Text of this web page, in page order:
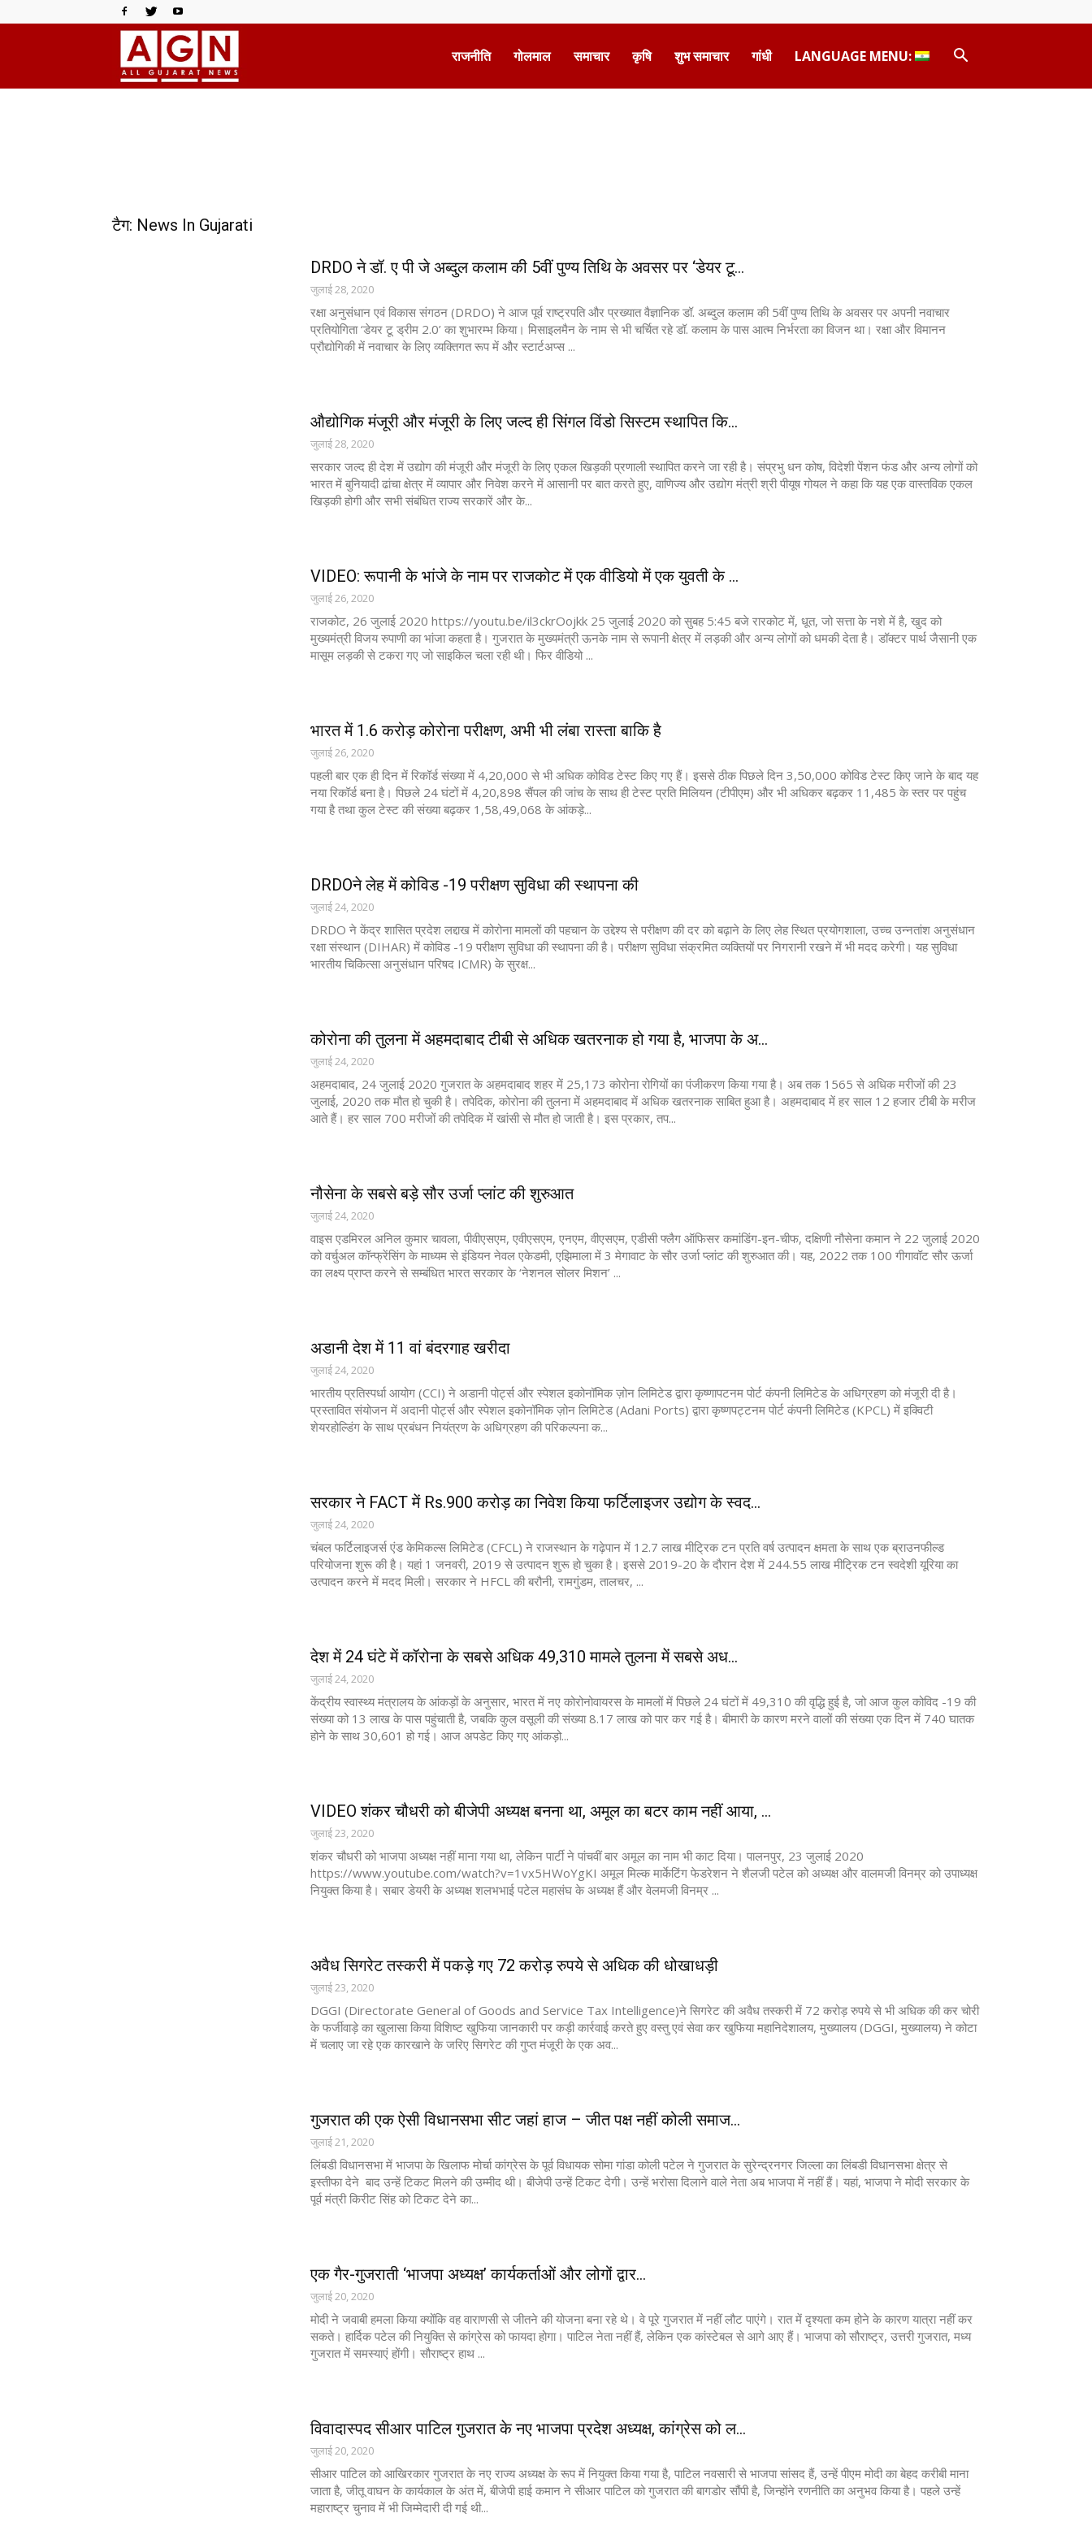
राजनीति गोलमाल समाचार कृषि शुभ समाचार गांधी LANGUAGE MENU:
टैग: News In Gujarati
DRDO ने डॉ. ए पी जे अब्दुल कलाम की 5वीं पुण्य तिथि के अवसर पर ‘डेयर टू...
जुलाई 28, 2020
रक्षा अनुसंधान एवं विकास संगठन (DRDO) ने आज पूर्व राष्ट्रपति और प्रख्यात वैज्ञानिक डॉ. अब्दुल कलाम की 5वीं पुण्य तिथि के अवसर पर अपनी नवाचार
प्रतियोगिता ‘डेयर टू ड्रीम 2.0’ का शुभारम्भ किया। मिसाइलमैन के नाम से भी चर्चित रहे डॉ. कलाम के पास आत्म निर्भरता का विजन था। रक्षा और विमानन
प्रौद्योगिकी में नवाचार के लिए व्यक्तिगत रूप में और स्टार्टअप्स ...
औद्योगिक मंजूरी और मंजूरी के लिए जल्द ही सिंगल विंडो सिस्टम स्थापित कि...
जुलाई 28, 2020
सरकार जल्द ही देश में उद्योग की मंजूरी और मंजूरी के लिए एकल खिड़की प्रणाली स्थापित करने जा रही है। संप्रभु धन कोष, विदेशी पेंशन फंड और अन्य लोगों को
भारत में बुनियादी ढांचा क्षेत्र में व्यापार और निवेश करने में आसानी पर बात करते हुए, वाणिज्य और उद्योग मंत्री श्री पीयूष गोयल ने कहा कि यह एक वास्तविक एकल
खिड़की होगी और सभी संबंधित राज्य सरकारें और के...
VIDEO: रूपानी के भांजे के नाम पर राजकोट में एक वीडियो में एक युवती के ...
जुलाई 26, 2020
राजकोट, 26 जुलाई 2020 https://youtu.be/il3ckrOojkk 25 जुलाई 2020 को सुबह 5:45 बजे रारकोट में, धूत, जो सत्ता के नशे में है, खुद को
मुख्यमंत्री विजय रुपाणी का भांजा कहता है। गुजरात के मुख्यमंत्री ऊनके नाम से रूपानी क्षेत्र में लड़की और अन्य लोगों को धमकी देता है। डॉक्टर पार्थ जैसानी एक
मासूम लड़की से टकरा गए जो साइकिल चला रही थी। फिर वीडियो ...
भारत में 1.6 करोड़ कोरोना परीक्षण, अभी भी लंबा रास्ता बाकि है
जुलाई 26, 2020
पहली बार एक ही दिन में रिकॉर्ड संख्या में 4,20,000 से भी अधिक कोविड टेस्‍ट किए गए हैं। इससे ठीक पिछले दिन 3,50,000 कोविड टेस्‍ट किए जाने के बाद यह
नया रिकॉर्ड बना है। पिछले 24 घंटों में 4,20,898 सैंपल की जांच के साथ ही टेस्ट प्रति मिलियन (टीपीएम) और भी अधिकर बढ़कर 11,485 के स्‍तर पर पहुंच
गया है तथा कुल टेस्‍ट की संख्‍या बढ़कर 1,58,49,068 के आंकड़े...
DRDOने लेह में कोविड -19 परीक्षण सुविधा की स्थापना की
जुलाई 24, 2020
DRDO ने केंद्र शासित प्रदेश लद्दाख में कोरोना मामलों की पहचान के उद्देश्य से परीक्षण की दर को बढ़ाने के लिए लेह स्थित प्रयोगशाला, उच्च उन्नतांश अनुसंधान
रक्षा संस्थान (DIHAR) में कोविड -19 परीक्षण सुविधा की स्थापना की है। परीक्षण सुविधा संक्रमित व्यक्तियों पर निगरानी रखने में भी मदद करेगी। यह सुविधा
भारतीय चिकित्सा अनुसंधान परिषद ICMR) के सुरक्ष...
कोरोना की तुलना में अहमदाबाद टीबी से अधिक खतरनाक हो गया है, भाजपा के अ...
जुलाई 24, 2020
अहमदाबाद, 24 जुलाई 2020 गुजरात के अहमदाबाद शहर में 25,173 कोरोना रोगियों का पंजीकरण किया गया है। अब तक 1565 से अधिक मरीजों की 23
जुलाई, 2020 तक मौत हो चुकी है। तपेदिक, कोरोना की तुलना में अहमदाबाद में अधिक खतरनाक साबित हुआ है। अहमदाबाद में हर साल 12 हजार टीबी के मरीज
आते हैं। हर साल 700 मरीजों की तपेदिक में खांसी से मौत हो जाती है। इस प्रकार, तप...
नौसेना के सबसे बड़े सौर उर्जा प्लांट की शुरुआत
जुलाई 24, 2020
वाइस एडमिरल अनिल कुमार चावला, पीवीएसएम, एवीएसएम, एनएम, वीएसएम, एडीसी फ्लैग ऑफिसर कमांडिंग-इन-चीफ, दक्षिणी नौसेना कमान ने 22 जुलाई 2020
को वर्चुअल कॉन्फ्रेंसिंग के माध्यम से इंडियन नेवल एकेडमी, एझिमाला में 3 मेगावाट के सौर उर्जा प्लांट की शुरुआत की। यह, 2022 तक 100 गीगावॉट सौर ऊर्जा
का लक्ष्य प्राप्त करने से सम्बंधित भारत सरकार के ‘नेशनल सोलर मिशन’ ...
अडानी देश में 11 वां बंदरगाह खरीदा
जुलाई 24, 2020
भारतीय प्रतिस्पर्धा आयोग (CCI) ने अडानी पोर्ट्स और स्पेशल इकोनॉमिक ज़ोन लिमिटेड द्वारा कृष्णापटनम पोर्ट कंपनी लिमिटेड के अधिग्रहण को मंजूरी दी है।
प्रस्तावित संयोजन में अदानी पोर्ट्स और स्पेशल इकोनॉमिक ज़ोन लिमिटेड (Adani Ports) द्वारा कृष्णपट्टनम पोर्ट कंपनी लिमिटेड (KPCL) में इक्विटी
शेयरहोल्डिंग के साथ प्रबंधन नियंत्रण के अधिग्रहण की परिकल्पना क...
सरकार ने FACT में Rs.900 करोड़ का निवेश किया फर्टिलाइजर उद्योग के स्वद...
जुलाई 24, 2020
चंबल फर्टिलाइजर्स एंड केमिकल्स लिमिटेड (CFCL) ने राजस्थान के गढ़ेपान में 12.7 लाख मीट्रिक टन प्रति वर्ष उत्पादन क्षमता के साथ एक ब्राउनफील्ड
परियोजना शुरू की है। यहां 1 जनवरी, 2019 से उत्पादन शुरू हो चुका है। इससे 2019-20 के दौरान देश में 244.55 लाख मीट्रिक टन स्वदेशी यूरिया का
उत्पादन करने में मदद मिली। सरकार ने HFCL की बरौनी, रामगुंडम, तालचर, ...
देश में 24 घंटे में कॉरोना के सबसे अधिक 49,310 मामले तुलना में सबसे अध...
जुलाई 24, 2020
केंद्रीय स्वास्थ्य मंत्रालय के आंकड़ों के अनुसार, भारत में नए कोरोनोवायरस के मामलों में पिछले 24 घंटों में 49,310 की वृद्धि हुई है, जो आज कुल कोविद -19 की
संख्या को 13 लाख के पास पहुंचाती है, जबकि कुल वसूली की संख्या 8.17 लाख को पार कर गई है। बीमारी के कारण मरने वालों की संख्या एक दिन में 740 घातक
होने के साथ 30,601 हो गई। आज अपडेट किए गए आंकड़ो...
VIDEO शंकर चौधरी को बीजेपी अध्यक्ष बनना था, अमूल का बटर काम नहीं आया, ...
जुलाई 23, 2020
शंकर चौधरी को भाजपा अध्यक्ष नहीं माना गया था, लेकिन पार्टी ने पांचवीं बार अमूल का नाम भी काट दिया। पालनपुर, 23 जुलाई 2020
https://www.youtube.com/watch?v=1vx5HWoYgKI अमूल मिल्क मार्केटिंग फेडरेशन ने शैलजी पटेल को अध्यक्ष और वालमजी विनम्र को उपाध्यक्ष
नियुक्त किया है। सबार डेयरी के अध्यक्ष शलभभाई पटेल महासंघ के अध्यक्ष हैं और वेलमजी विनम्र ...
अवैध सिगरेट तस्करी में पकड़े गए 72 करोड़ रुपये से अधिक की धोखाधड़ी
जुलाई 23, 2020
DGGI (Directorate General of Goods and Service Tax Intelligence)ने सिगरेट की अवैध तस्करी में 72 करोड़ रुपये से भी अधिक की कर चोरी
के फर्जीवाड़े का खुलासा किया विशिष्ट खुफिया जानकारी पर कड़ी कार्रवाई करते हुए वस्‍तु एवं सेवा कर खुफिया महानिदेशालय, मुख्यालय (DGGI, मुख्यालय) ने कोटा
में चलाए जा रहे एक कारखाने के जरिए सिगरेट की गुप्त मंजूरी के एक अव...
गुजरात की एक ऐसी विधानसभा सीट जहां हाज – जीत पक्ष नहीं कोली समाज...
जुलाई 21, 2020
लिंबडी विधानसभा में भाजपा के खिलाफ मोर्चा कांग्रेस के पूर्व विधायक सोमा गांडा कोली पटेल ने गुजरात के सुरेन्द्रनगर जिल्ला का लिंबडी विधानसभा क्षेत्र से
इस्तीफा देने बाद उन्हें टिकट मिलने की उम्मीद थी। बीजेपी उन्हें टिकट देगी। उन्हें भरोसा दिलाने वाले नेता अब भाजपा में नहीं हैं। यहां, भाजपा ने मोदी सरकार के
पूर्व मंत्री किरीट सिंह को टिकट देने का...
एक गैर-गुजराती ‘भाजपा अध्यक्ष’ कार्यकर्ताओं और लोगों द्वार...
जुलाई 20, 2020
मोदी ने जवाबी हमला किया क्योंकि वह वाराणसी से जीतने की योजना बना रहे थे। वे पूरे गुजरात में नहीं लौट पाएंगे। रात में दृश्यता कम होने के कारण यात्रा नहीं कर
सकते। हार्दिक पटेल की नियुक्ति से कांग्रेस को फायदा होगा। पाटिल नेता नहीं हैं, लेकिन एक कांस्टेबल से आगे आए हैं। भाजपा को सौराष्ट्र, उत्तरी गुजरात, मध्य
गुजरात में समस्याएं होंगी। सौराष्ट्र हाथ ...
विवादास्पद सीआर पाटिल गुजरात के नए भाजपा प्रदेश अध्यक्ष, कांग्रेस को ल...
जुलाई 20, 2020
सीआर पाटिल को आखिरकार गुजरात के नए राज्य अध्यक्ष के रूप में नियुक्त किया गया है, पाटिल नवसारी से भाजपा सांसद हैं, उन्हें पीएम मोदी का बेहद करीबी माना
जाता है, जीतू वाघन के कार्यकाल के अंत में, बीजेपी हाई कमान ने सीआर पाटिल को गुजरात की बागडोर सौंपी है, जिन्होंने रणनीति का अनुभव किया है। पहले उन्हें
महाराष्ट्र चुनाव में भी जिम्मेदारी दी गई थी...